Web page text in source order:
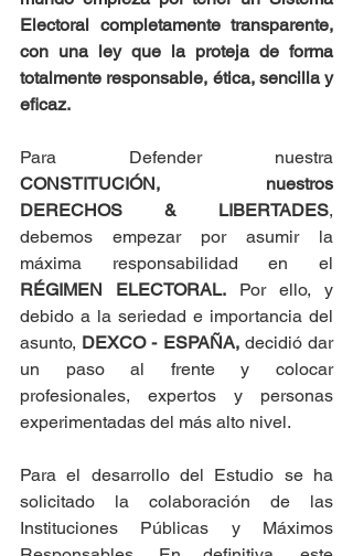
Electoral completamente transparente,
con una ley que la proteja de forma
totalmente responsable, ética, sencilla y
eficaz.
CONSTITUCIÓN, nuestros
DERECHOS & LIBERTADES,
debemos empezar por asumir la
RÉGIMEN ELECTORAL. Por ello, y
debido a la seriedad e importancia del
asunto, DEXCO - ESPAÑA, decidió dar
un paso al frente y colocar
profesionales, expertos y personas
experimentadas del más alto nivel.
Para el desarrollo del Estudio se ha
solicitado la colaboración de las
Instituciones Públicas y Máximos